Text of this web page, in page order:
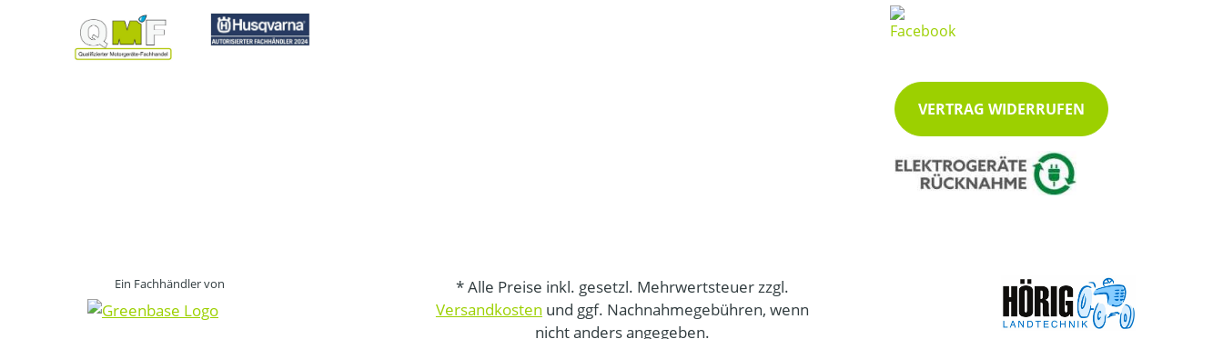
VERTRAG WIDERRUFEN
Ein Fachhändler von
* Alle Preise inkl. gesetzl. Mehrwertsteuer zzgl.
Versandkosten und ggf. Nachnahmegebühren, wenn
nicht anders angegeben.